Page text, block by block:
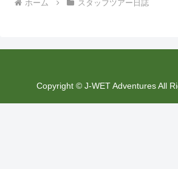
ホーム スタッフツアー日誌
Copyright © J-WET Adventures All